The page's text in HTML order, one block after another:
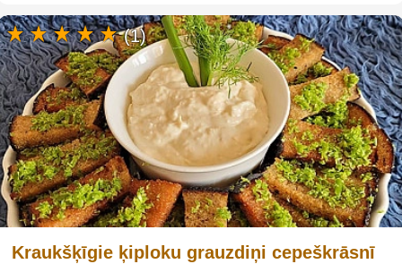
Kraukšķīgie ķiploku grauzdiņi cepeškrāsnī
(1)